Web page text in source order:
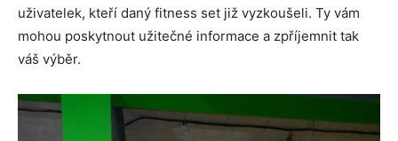
uživatelek, kteří daný fitness set již vyzkoušeli. Ty vám
mohou poskytnout užitečné informace a zpříjemnit tak
váš výběr.